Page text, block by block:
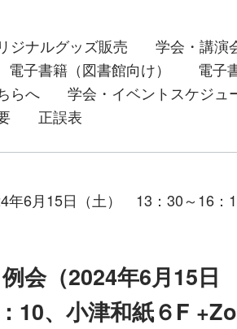
ジナルグッズ販売
学会・講演
電子書籍（図書館向け） 電子
らへ 学会・イベントスケジュ
正誤表
年6月15日（土） 13：30～16：
会（2024年6月15日
10、小津和紙６F